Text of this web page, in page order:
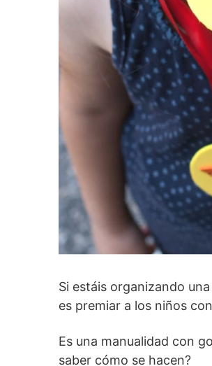
Si estáis organizando
es premiar a los niños
Es una manualidad con
saber cómo se hacen?